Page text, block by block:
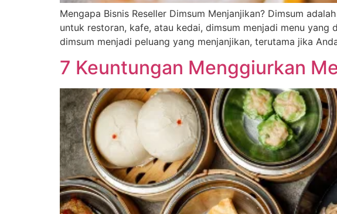
Mengapa Bisnis Reseller Dimsum Menjanjikan? Dimsum
untuk restoran, kafe, atau kedai, dimsum menjadi menu
dimsum menjadi peluang yang menjanjikan, terutama jika
7 Keuntungan Menggiurkan